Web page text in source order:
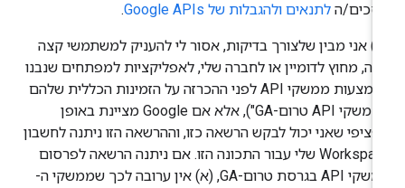
הלתנאים ולהגבלות של Google APIs .
‫(iv) אני מבין שלצורך בדיקות, אסור לי להעניק למשתמשי קצה
מחוץ לדומיין או לחברה שלי, לאפליקציות למפתחים שנבנו
באמצעות ממשקי API לפני ההכרזה על הזמינות הכללית שלהם
("ממשקי API טרום-GA"), אלא אם Google מציינת באופן
שאני יכול לבקש הרשאה כזו, וההרשאה הזו ניתנה לחשבון
Workspace שלי עבור התכונה הזו. אם ניתנה הרשאה לפרסום
ממשקי API בגרסת טרום-GA, (א) אין ערובה לכך שממשקי ה-